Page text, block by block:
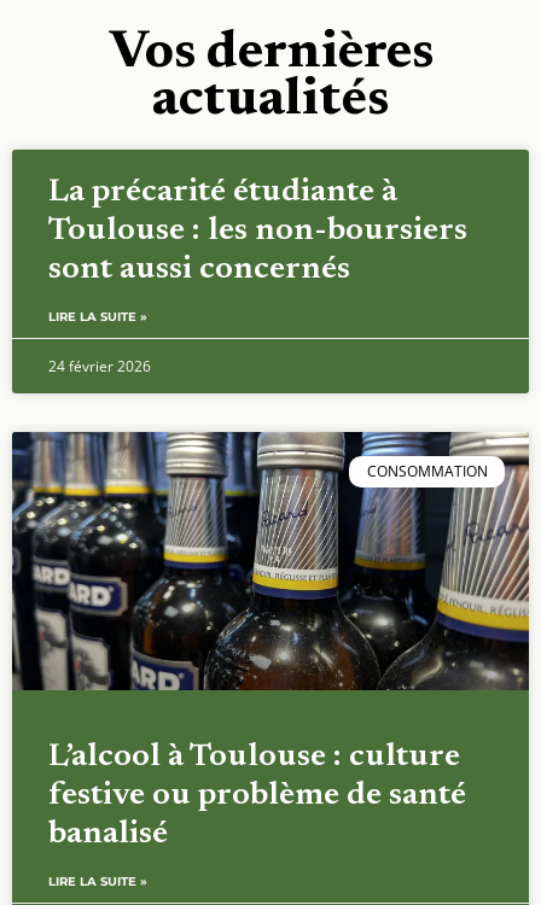
Vos dernières
actualités
La précarité étudiante à
Toulouse : les non-boursiers
sont aussi concernés
LIRE LA SUITE »
24 février 2026
CONSOMMATION
L’alcool à Toulouse : culture
festive ou problème de santé
banalisé
LIRE LA SUITE »